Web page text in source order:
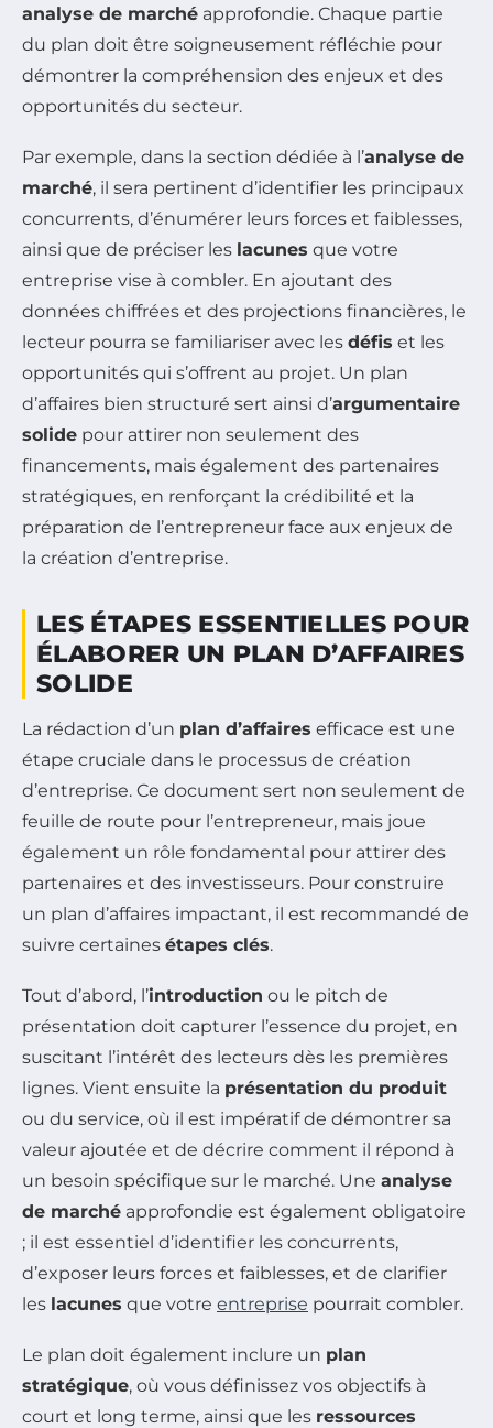
analyse de marché approfondie. Chaque partie
du plan doit être soigneusement réfléchie pour
démontrer la compréhension des enjeux et des
opportunités du secteur.
Par exemple, dans la section dédiée à l’analyse de
marché, il sera pertinent d’identifier les principaux
concurrents, d’énumérer leurs forces et faiblesses,
ainsi que de préciser les lacunes que votre
entreprise vise à combler. En ajoutant des
données chiffrées et des projections financières, le
lecteur pourra se familiariser avec les défis et les
opportunités qui s’offrent au projet. Un plan
d’affaires bien structuré sert ainsi d’argumentaire
solide pour attirer non seulement des
financements, mais également des partenaires
stratégiques, en renforçant la crédibilité et la
préparation de l’entrepreneur face aux enjeux de
la création d’entreprise.
LES ÉTAPES ESSENTIELLES POUR
ÉLABORER UN PLAN D’AFFAIRES
SOLIDE
La rédaction d’un plan d’affaires efficace est une
étape cruciale dans le processus de création
d’entreprise. Ce document sert non seulement de
feuille de route pour l’entrepreneur, mais joue
également un rôle fondamental pour attirer des
partenaires et des investisseurs. Pour construire
un plan d’affaires impactant, il est recommandé de
suivre certaines étapes clés.
Tout d’abord, l’introduction ou le pitch de
présentation doit capturer l’essence du projet, en
suscitant l’intérêt des lecteurs dès les premières
lignes. Vient ensuite la présentation du produit
ou du service, où il est impératif de démontrer sa
valeur ajoutée et de décrire comment il répond à
un besoin spécifique sur le marché. Une analyse
de marché approfondie est également obligatoire
; il est essentiel d’identifier les concurrents,
d’exposer leurs forces et faiblesses, et de clarifier
les lacunes que votre entreprise pourrait combler.
Le plan doit également inclure un plan
stratégique, où vous définissez vos objectifs à
court et long terme, ainsi que les ressources